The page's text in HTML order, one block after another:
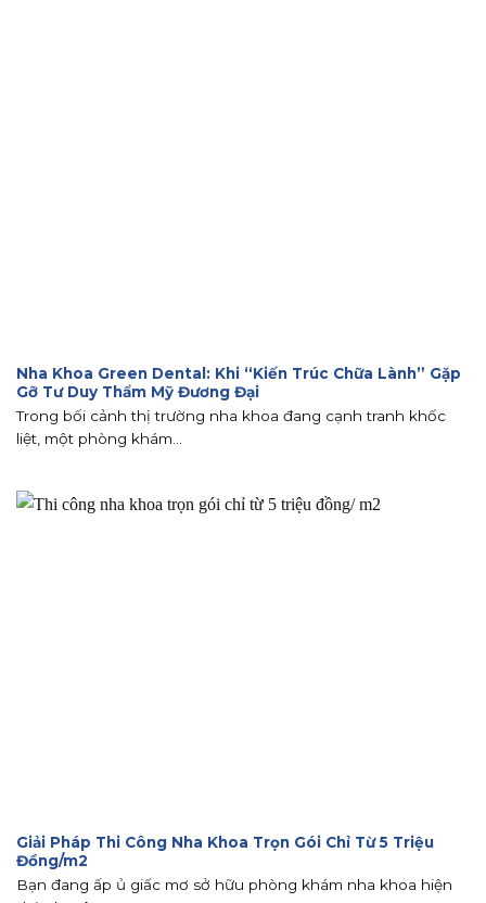
Nha Khoa Green Dental: Khi “Kiến Trúc Chữa Lành” Gặp
Gỡ Tư Duy Thẩm Mỹ Đương Đại
Trong bối cảnh thị trường nha khoa đang cạnh tranh khốc
liệt, một phòng khám...
Giải Pháp Thi Công Nha Khoa Trọn Gói Chỉ Từ 5 Triệu
Đồng/m2
Bạn đang ấp ủ giấc mơ sở hữu phòng khám nha khoa hiện